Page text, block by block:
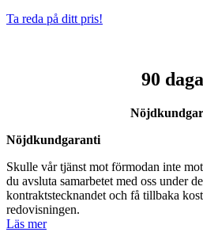
Ta reda på ditt pris!
90
Nöjdkundgaranti
Skulle vår tjänst mot förmodan inte
du avsluta samarbetet med oss under
kontraktstecknandet och få tillbaka
redovisningen.
Läs mer